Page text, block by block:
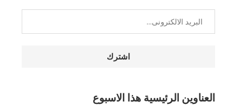
العناوين الرئيسية هذا الاسبوع